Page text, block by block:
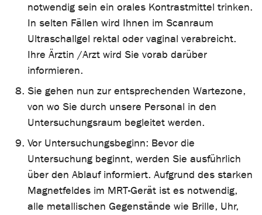
notwendig sein ein orales Kontrastmittel trinken.
In selten Fällen wird Ihnen im Scanraum
Ultraschallgel rektal oder vaginal verabreicht.
Ihre Ärztin /Arzt wird Sie vorab darüber
informieren.
Sie gehen nun zur entsprechenden Wartezone,
von wo Sie durch unsere Personal in den
Untersuchungsraum begleitet werden.
Vor Untersuchungsbeginn: Bevor die
Untersuchung beginnt, werden Sie ausführlich
über den Ablauf informiert. Aufgrund des starken
Magnetfeldes im MRT-Gerät ist es notwendig,
alle metallischen Gegenstände wie Brille, Uhr,